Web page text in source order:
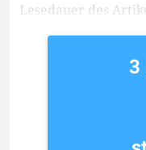
Lesedauer des
3